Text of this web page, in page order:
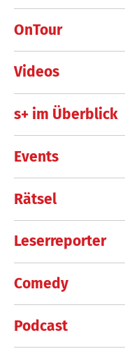
OnTour
Videos
s+ im Überblick
Events
Rätsel
Leserreporter
Comedy
Podcast